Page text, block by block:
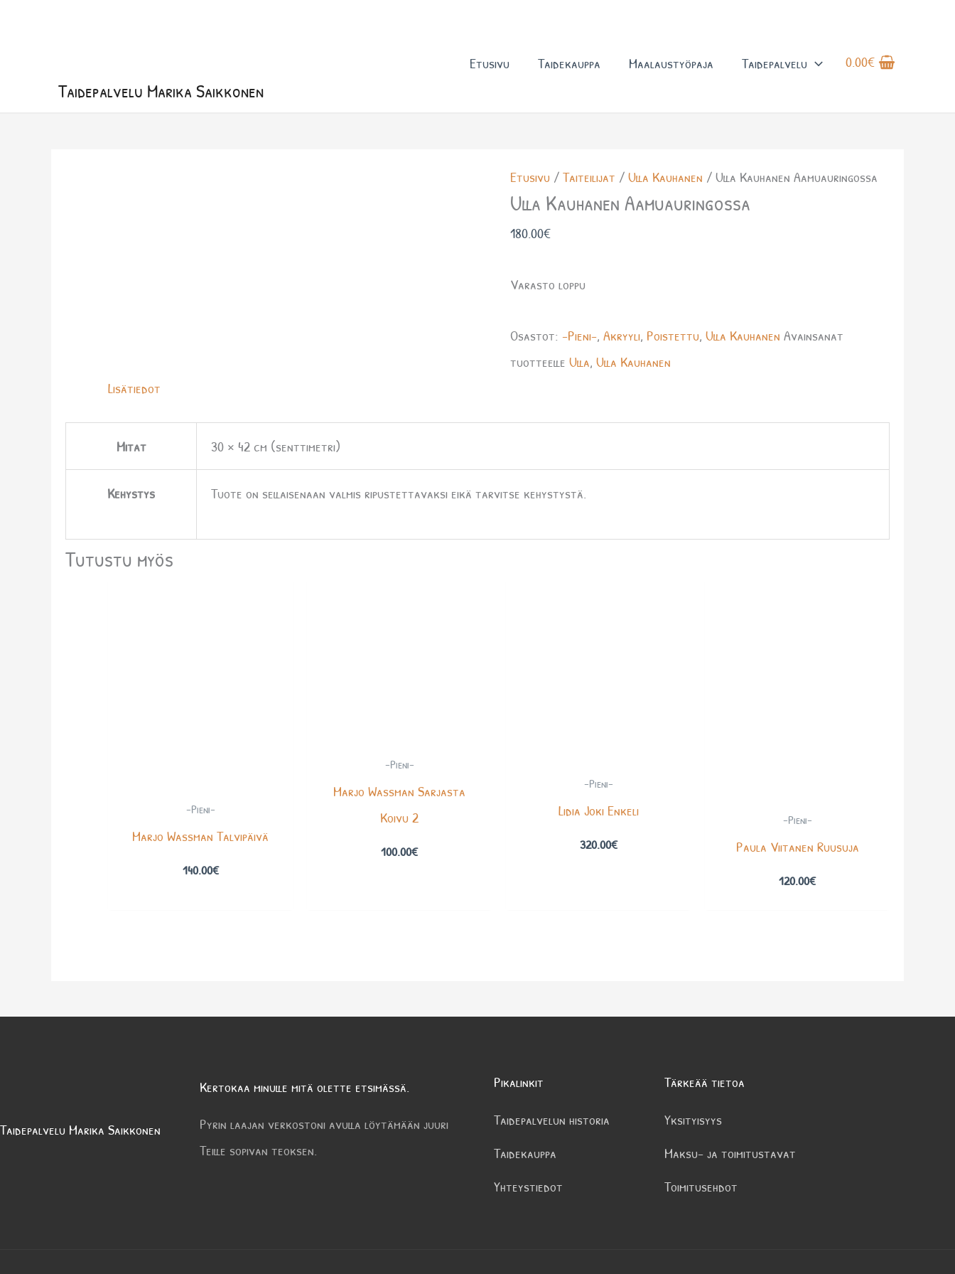
Taidepalvelu Marika Saikkonen
Etusivu Taidekauppa Maalaustyöpaja Taidepalvelu 0.00€
Etusivu /Taiteilijat /Ulla Kauhanen / Ulla Kauhanen Aamuauringossa
Ulla Kauhanen Aamuauringossa
180.00€
Varasto loppu
Osastot:-Pieni-,Akryyli, Poistettu,Ulla Kauhanen Avainsanat
tuotteelleUlla,Ulla Kauhanen
Lisätiedot
Mitat 30 × 42 cm (senttimetri)
Kehystys Tuote on sellaisenaan valmis ripustettavaksi eikä tarvitse kehystystä.
Tutustu myös
-Pieni-
Marjo Wassman Talvipäivä
140.00€
-Pieni-
Marjo Wassman Sarjasta
Koivu 2
100.00€
-Pieni-
Lidia Joki Enkeli
320.00€
-Pieni-
Paula Viitanen Ruusuja
120.00€
Taidepalvelu Marika Saikkonen
Kertokaa minulle mitä olette etsimässä.
Pyrin laajan verkostoni avulla löytämään juuri
Teille sopivan teoksen.
Pikalinkit
Taidepalvelun historia
Taidekauppa
Yhteystiedot
Tärkeää tietoa
Yksityisyys
Maksu- ja toimitustavat
Toimitusehdot